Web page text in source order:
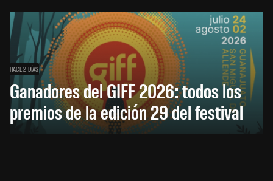
HACE 2 DÍAS
Ganadores del GIFF 2026: todos los
premios de la edición 29 del festival